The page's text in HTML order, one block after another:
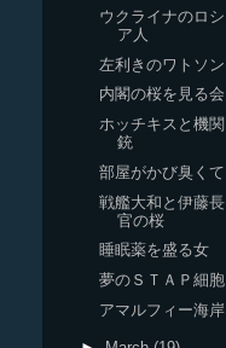
ウクライナのロシ
ア人
左利きのワトソン
内閣の桜を見る会
ホッチキスと機関
銃
部屋がかび臭くて
戦艦大和と伊藤長
官の桜
睡眠薬を盛る女
夢のＳＴＡＰ細胞
アマルフィー海岸